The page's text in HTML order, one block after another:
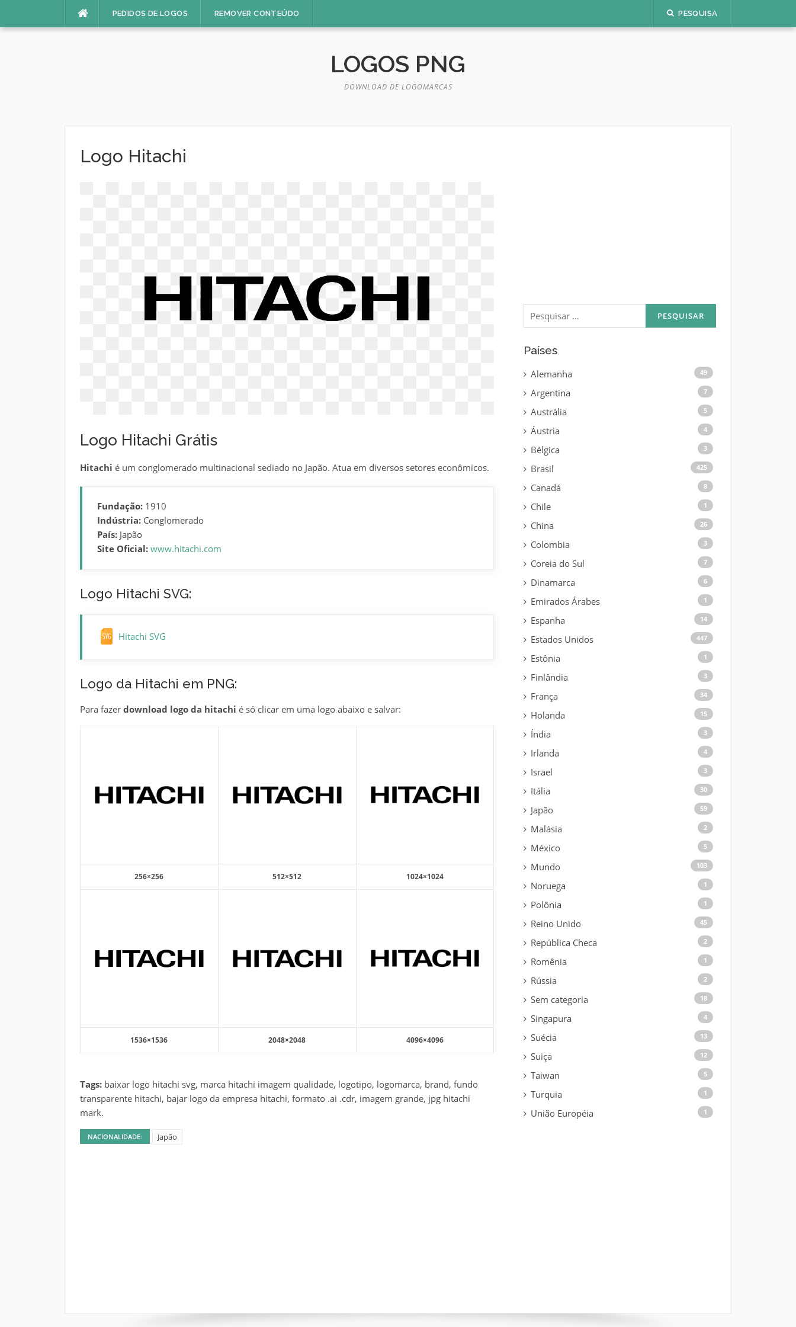
PEDIDOS DE LOGOS REMOVER CONTEÚDO PESQUISA
LOGOS PNG
DOWNLOAD DE LOGOMARCAS
Logo Hitachi
Logo Hitachi Grátis
Hitachi é um conglomerado multinacional sediado no Japão. Atua em diversos setores econômicos.
Fundação:1910
Indústria:Conglomerado
País:Japão
Site Oficial: www.hitachi.com
Logo Hitachi SVG:
Hitachi SVG
Logo da Hitachi em PNG:
Para fazer download logo da hitachi é só clicar em uma logo abaixo e salvar:
256×256 512×512 1024×1024
1536×1536 2048×2048 4096×4096
Tags: baixar logo hitachi svg, marca hitachi imagem qualidade, logotipo, logomarca, brand, fundo
transparente hitachi, bajar logo da empresa hitachi, formato .ai .cdr, imagem grande, jpg hitachi
mark.
NACIONALIDADE: Japão
Pesquisar
por:
Países
Alemanha 49
Argentina 7
Austrália 5
Áustria 4
Bélgica 3
Brasil 425
Canadá 8
Chile 1
China 26
Colombia 3
Coreia do Sul 7
Dinamarca 6
Emirados Árabes 1
Espanha 14
Estados Unidos 447
Estônia 1
Finlândia 3
França 34
Holanda 15
Índia 3
Irlanda 4
Israel 3
Itália 30
Japão 59
Malásia 2
México 5
Mundo 103
Noruega 1
Polônia 1
Reino Unido 45
República Checa 2
Romênia 1
Rússia 2
Sem categoria 18
Singapura 4
Suécia 13
Suiça 12
Taiwan 5
Turquia 1
União Européia 1